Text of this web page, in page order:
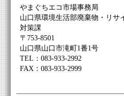
やまぐちエコ市場事務局
山口県環境生活部廃棄物・リサ
対策課
〒753-8501
山口県山口市滝町1番1号
TEL：083-933-2992
FAX：083-933-2999